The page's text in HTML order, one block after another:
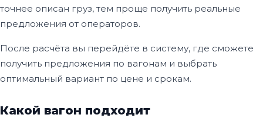
точнее описан груз, тем проще получить реальные
предложения от операторов.
После расчёта вы перейдёте в систему, где сможете
получить предложения по вагонам и выбрать
оптимальный вариант по цене и срокам.
Какой вагон подходит